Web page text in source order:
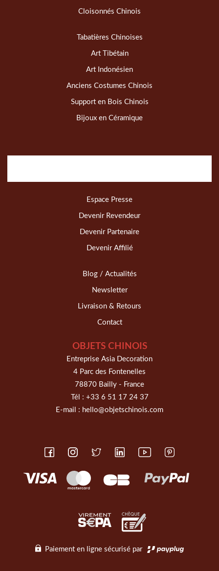
Cloisonnés Chinois
Tabatières Chinoises
Art Tibétain
Art Indonésien
Anciens Costumes Chinois
Support en Bois Chinois
Bijoux en Céramique
Espace Presse
Devenir Revendeur
Devenir Partenaire
Devenir Affilié
Blog / Actualités
Newsletter
Livraison & Retours
Contact
OBJETS CHINOIS
Entreprise Asia Decoration
4 Parc des Fontenelles
78870 Bailly - France
Tél : +33 6 51 17 24 37
E-mail : hello@objetschinois.com
Paiement en ligne sécurisé par